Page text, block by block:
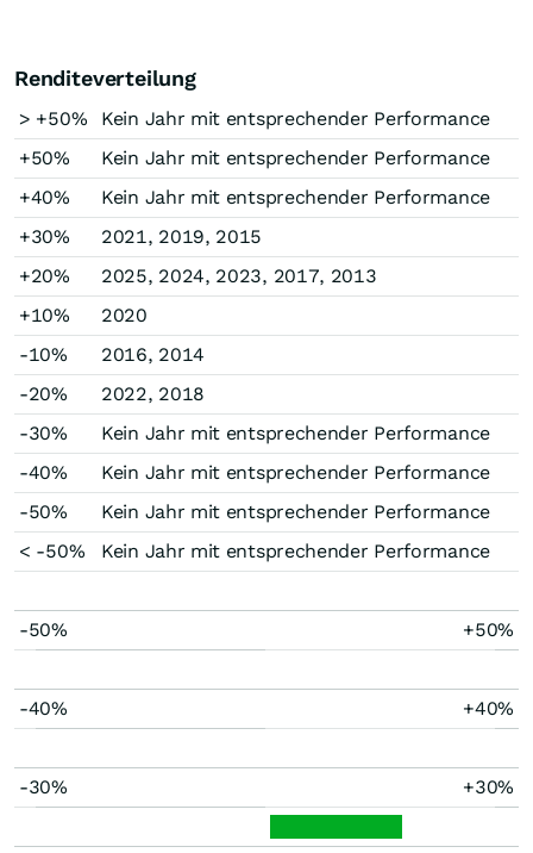
Renditeverteilung
> +50%
Kein Jahr mit entsprechender Performance
+50%
Kein Jahr mit entsprechender Performance
+40%
Kein Jahr mit entsprechender Performance
+30%
2021, 2019, 2015
+20%
2025, 2024, 2023, 2017, 2013
+10%
2020
-10%
2016, 2014
-20%
2022, 2018
-30%
Kein Jahr mit entsprechender Performance
-40%
Kein Jahr mit entsprechender Performance
-50%
Kein Jahr mit entsprechender Performance
< -50%
Kein Jahr mit entsprechender Performance
-50% +50%
-40% +40%
-30% +30%